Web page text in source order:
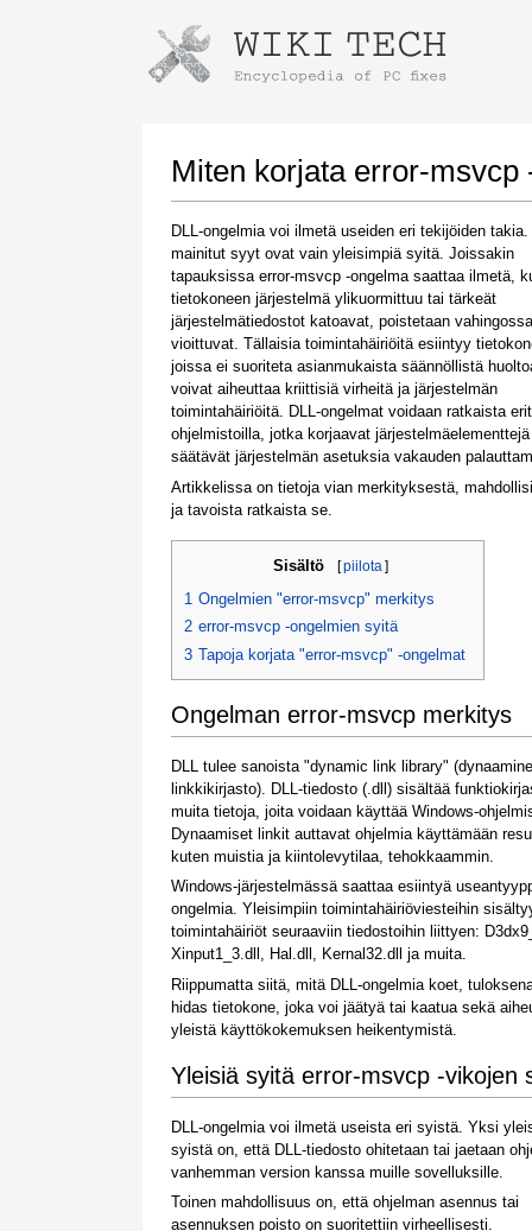
Miten korjata error-msvcp
DLL-ongelmia voi ilmetä useiden eri tekijöiden takia.
mainitut syyt ovat vain yleisimpiä syitä. Joissakin
tapauksissa error-msvcp -ongelma saattaa ilmetä,
tietokoneen järjestelmä ylikuormittuu tai tärkeät
järjestelmätiedostot katoavat, poistetaan
vioittuvat. Tällaisia toimintahäiriöitä esiintyy
joissa ei suoriteta asianmukaista säännöllistä
voivat aiheuttaa kriittisiä virheitä ja järjestelmän
toimintahäiriöitä. DLL-ongelmat voidaan ratkaista
ohjelmistoilla, jotka korjaavat
säätävät järjestelmän asetuksia vakauden
Artikkelissa on tietoja vian merkityksestä,
ja tavoista ratkaista se.
Sisältö [piilota ]
1 Ongelmien "error-msvcp" merkitys
2 error-msvcp -ongelmien syitä
3 Tapoja korjata "error-msvcp" -ongelmat
Ongelman error-msvcp merkitys
DLL tulee sanoista "dynamic link library"
linkkikirjasto). DLL-tiedosto (.dll) sisältää
muita tietoja, joita voidaan käyttää Windows-
Dynaamiset linkit auttavat ohjelmia käyttämään
kuten muistia ja kiintolevytilaa, tehokkaammin.
Windows-järjestelmässä saattaa esiintyä
ongelmia. Yleisimpiin toimintahäiriöviesteihin
toimintahäiriöt seuraaviin tiedostoihin liittyen:
Xinput1_3.dll, Hal.dll, Kernal32.dll ja muita.
Riippumatta siitä, mitä DLL-ongelmia koet,
hidas tietokone, joka voi jäätyä tai kaatua sekä
yleistä käyttökokemuksen heikentymistä.
Yleisiä syitä error-msvcp -vikojen
DLL-ongelmia voi ilmetä useista eri syistä. Yksi
syistä on, että DLL-tiedosto ohitetaan tai jaetaan
vanhemman version kanssa muille sovelluksille.
Toinen mahdollisuus on, että ohjelman asennus tai
asennuksen poisto on suoritettiin virheellisesti.
Instructions for downloading using
Once the download is complete, click on the
downloaded file link